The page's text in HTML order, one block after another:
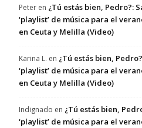
Peter en ¿Tú estás bien, Pedro?:
‘playlist’ de música para el
en Ceuta y Melilla (Video)
Karina L. en ¿Tú estás bien,
‘playlist’ de música para el
en Ceuta y Melilla (Video)
Indignado en ¿Tú estás bien,
‘playlist’ de música para el